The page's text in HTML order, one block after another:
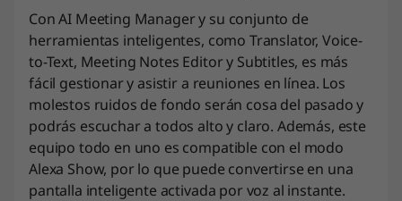
Con AI Meeting Manager y su conjunto de
herramientas inteligentes, como Translator, Voice-
to-Text, Meeting Notes Editor y Subtitles, es más
fácil gestionar y asistir a reuniones en línea. Los
molestos ruidos de fondo serán cosa del pasado y
podrás escuchar a todos alto y claro. Además, este
equipo todo en uno es compatible con el modo
Alexa Show, por lo que puede convertirse en una
pantalla inteligente activada por voz al instante.